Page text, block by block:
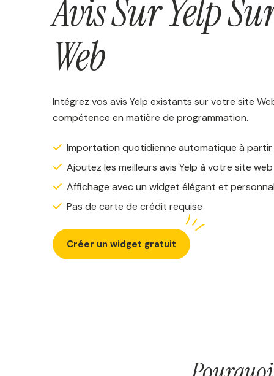
Avis Sur Yelp
Web
Intégrez vos avis Yelp existants sur votre site
compétence en matière de programmation.
Importation quotidienne automatique à partir
Ajoutez les meilleurs avis Yelp à votre site web
Affichage avec un widget élégant et
Pas de carte de crédit requise
Créer un widget gratuit